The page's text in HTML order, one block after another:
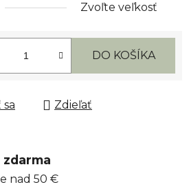
Zvoľte veľkosť
DO KOŠÍKA
Zdieľať
zdarma
nad 50 €